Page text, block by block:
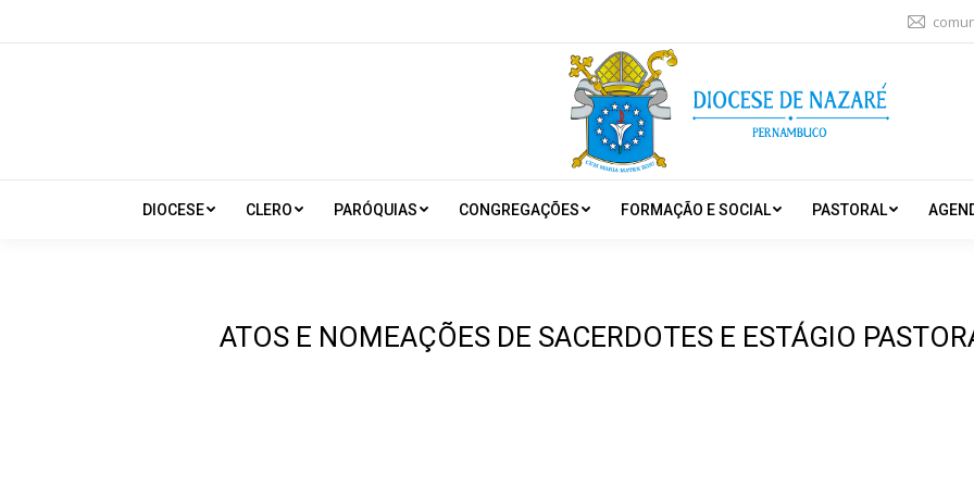
DIOCESE CLERO PARÓQUIAS CONGREGAÇÕES FORMAÇÃO E SOCIAL PASTORAL
ATOS E NOMEAÇÕES DE SACERDOTES E ESTÁGIO